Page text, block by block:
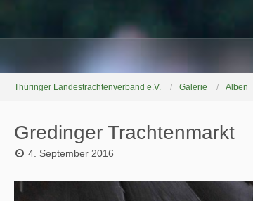
Thüringer Landestrachtenverband e.V. Galerie Alben
Gredinger Trachtenmarkt
4. September 2016